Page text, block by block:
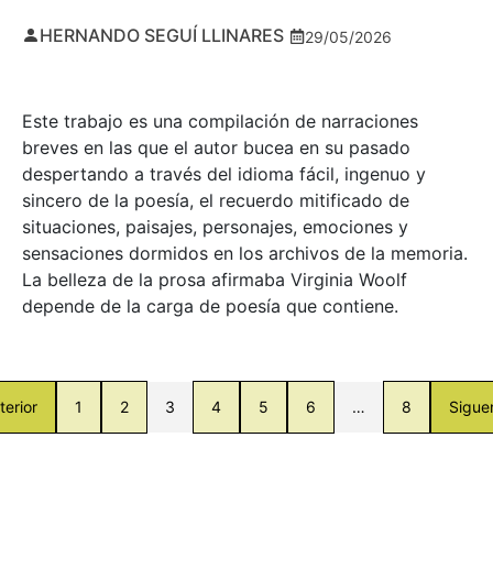
HERNANDO SEGUÍ LLINARES 29/05/2026
Este trabajo es una compilación de narraciones
breves en las que el autor bucea en su pasado
despertando a través del idioma fácil, ingenuo y
sincero de la poesía, el recuerdo mitificado de
situaciones, paisajes, personajes, emociones y
sensaciones dormidos en los archivos de la memoria.
La belleza de la prosa afirmaba Virginia Woolf
depende de la carga de poesía que contiene.
1 2 3 4 5 6 … 8